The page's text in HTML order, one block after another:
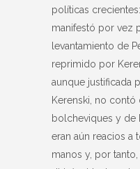
políticas
manifestó por vez
levantamiento de
reprimido por
aunque justificada
Kerenski, no
bolcheviques y de
eran aún reacios a
manos y, por